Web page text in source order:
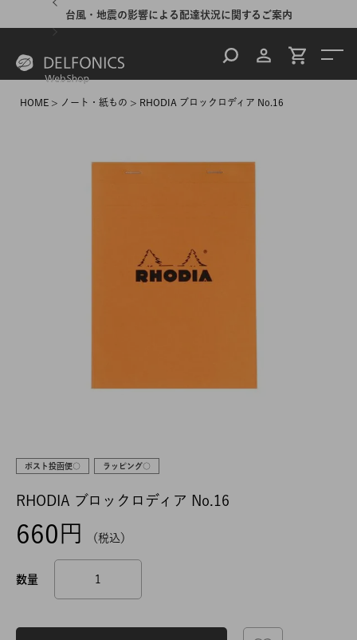
台風・地震の影響による配達状況に関するご案内
HOME ノート・紙もの RHODIA ブロックロディア No.16
ポスト投函便○ ラッピング○
RHODIA ブロックロディア No.16
660 税込